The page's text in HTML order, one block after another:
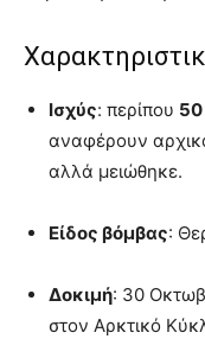
Ισχύς: περίπου
αναφέρουν
αλλά μειώθηκε.
Είδος βόμβας:
Δοκιμή: 30
στον Αρκτικό